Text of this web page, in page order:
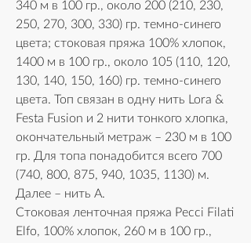
340 м в 100 гр., около 200 (210, 230,
250, 270, 300, 330) гр. темно-синего
цвета; стоковая пряжа 100% хлопок,
1400 м в 100 гр., около 105 (110, 120,
130, 140, 150, 160) гр. темно-синего
цвета. Топ связан в одну нить Lora &
Festa Fusion и 2 нити тонкого хлопка,
окончательный метраж – 230 м в 100
гр. Для топа понадобится всего 700
(740, 800, 875, 940, 1035, 1130) м.
Далее – нить А.
Стоковая ленточная пряжа Pecci Filati
Elfo, 100% хлопок, 260 м в 100 гр.,